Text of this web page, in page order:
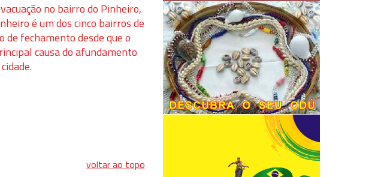
no bairro do Pinheiro,
éum dos cinco bairros de
de fechamento desde que o
causa do afundamento
voltar ao topo